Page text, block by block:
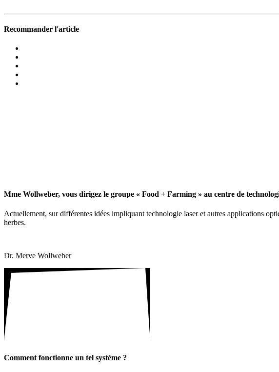
Recommander l'article
Mme Woll­weber, vous dirigez le groupe « Food + Farming » au centre de
Actuel­le­ment, sur diffé­rentes idées impli­quant tech­no­logie laser et autres appli­ca­tions
herbes.
Dr. Merve Woll­weber
Comment fonc­tionne un tel système ?